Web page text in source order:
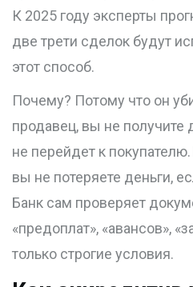
К 2025 году эксперты
две трети сделок будут
этот способ.
Почему? Потому что он
продавец, вы не получите
не перейдет к
вы не потеряете деньги,
Банк сам проверяет
«предоплат», «авансов»,
только строгие условия.